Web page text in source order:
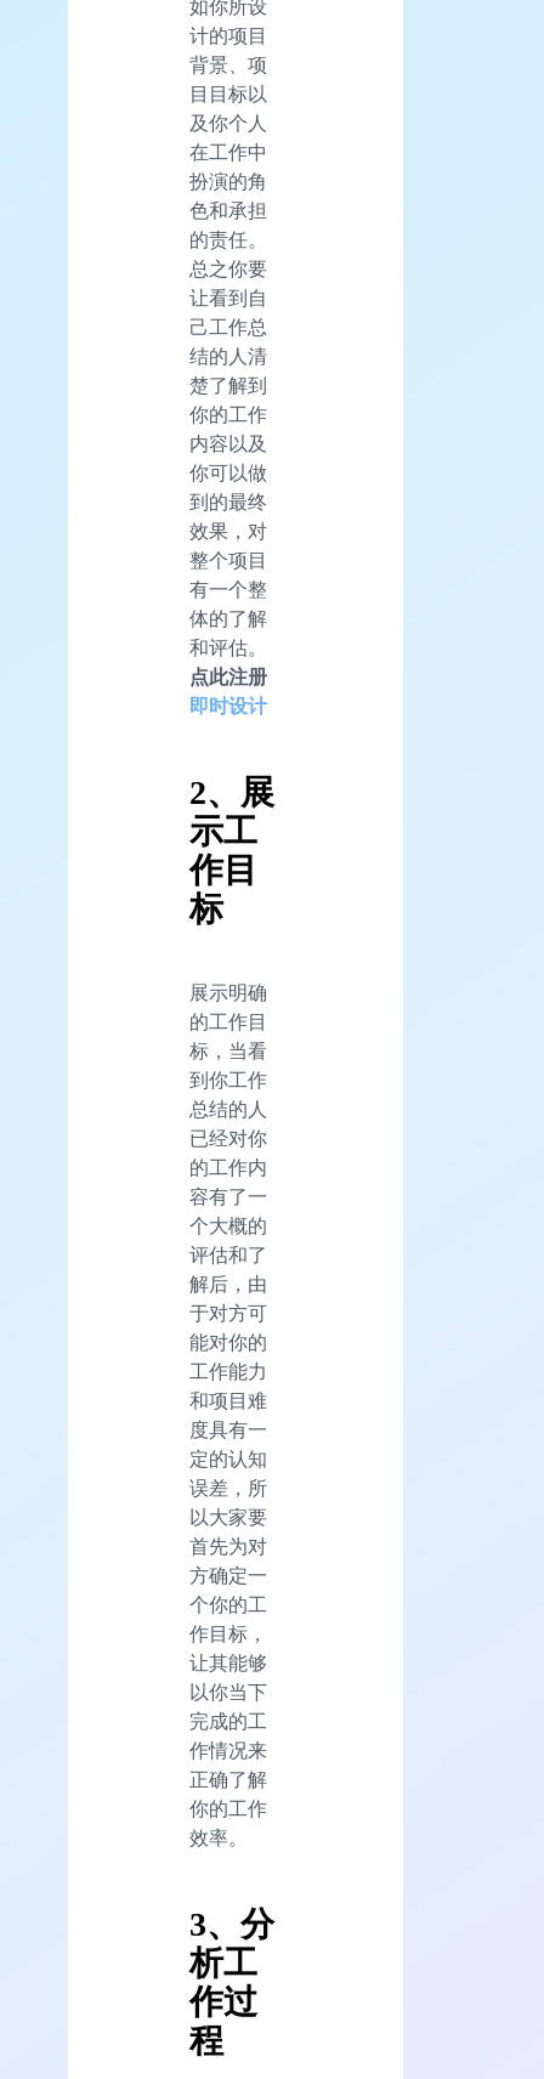
如你所设
计的项目
背景、项
目目标以
及你个人
在工作中
扮演的角
色和承担
的责任。
总之你要
让看到自
己工作总
结的人清
楚了解到
你的工作
内容以及
你可以做
到的最终
效果，对
整个项目
有一个整
体的了解
和评估。
点此注册
即时设计
2、展
示工
作目
标
展示明确
的工作目
标，当看
到你工作
总结的人
已经对你
的工作内
容有了一
个大概的
评估和了
解后，由
于对方可
能对你的
工作能力
和项目难
度具有一
定的认知
误差，所
以大家要
首先为对
方确定一
个你的工
作目标，
让其能够
以你当下
完成的工
作情况来
正确了解
你的工作
效率。
3、分
析工
作过
程